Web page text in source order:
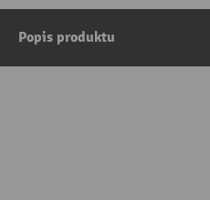
Popis produktu